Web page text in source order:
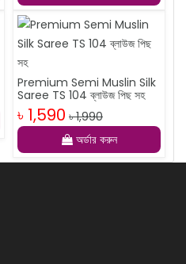
Premium Semi Muslin Silk
Saree TS 104 ব্লাউজ পিছ সহ
৳ 1,590 ৳ 1,990
অর্ডার করুন